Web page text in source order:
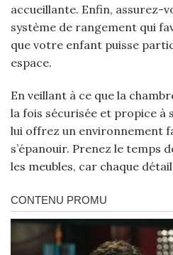
accueillante. Enfin, assurez-
système de rangement qui
que votre enfant puisse
espace.
En veillant à ce que la
la fois sécurisée et propice à
lui offrez un environnement
s’épanouir. Prenez le temps
les meubles, car chaque